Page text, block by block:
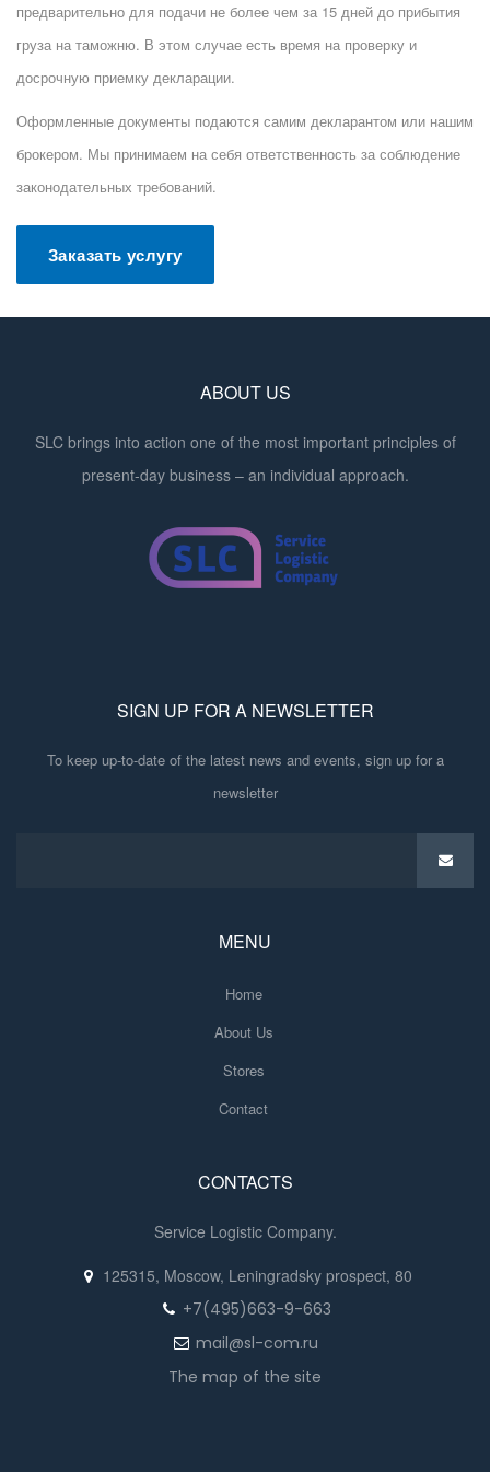
предварительно для подачи не более чем за 15 дней до прибытия
груза на таможню. В этом случае есть время на проверку и
досрочную приемку декларации.
Оформленные документы подаются самим декларантом или нашим
брокером. Мы принимаем на себя ответственность за соблюдение
законодательных требований.
Заказать услугу
ABOUT US
SLC brings into action one of the most important principles of
present-day business – an individual approach.
SIGN UP FOR A NEWSLETTER
To keep up-to-date of the latest news and events, sign up for a
newsletter
MENU
Home
About Us
Stores
Contact
CONTACTS
Service Logistic Company.
125315, Moscow, Leningradsky prospect, 80
+7(495)663-9-663
mail@sl-com.ru
The map of the site